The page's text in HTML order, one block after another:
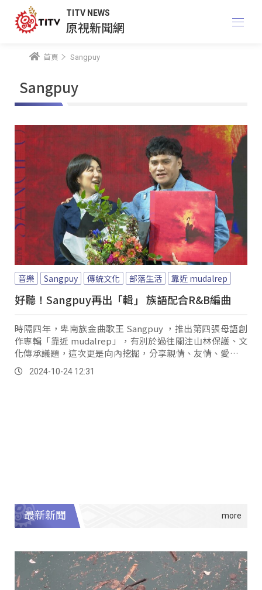
TITV NEWS
原視新聞網
首頁 Sangpuy
Sangpuy
音樂 Sangpuy 傳統文化 部落生活 靠近 mudalrep
好聽！Sangpuy再出「輯」 族語配合R&B編曲
時隔四年，卑南族金曲歌王 Sangpuy ，推出第四張母語創
作專輯「靠近 mudalrep」，有別於過往關注山林保護、文
化傳承議題，這次更是向內挖掘，分享親情、友情、愛情等
日常觀察與理解，並且跳脫以往世界音樂的框架，以
R&amp;B、爵士、和電子音樂，分享不同面貌的
2024-10-24 12:31
最新新聞